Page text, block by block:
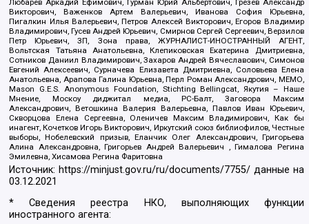
Викторович, Важенков Артем Валерьевич, Иванова София Юрьевна,
Пигалкин Илья Валерьевич, Петров Алексей Викторович, Егоров Владимир
Владимирович, Гусев Андрей Юрьевич, Смирнов Сергей Сергеевич, Верзилов
Петр Юрьевич, ЗП, Зона права, ЖУРНАЛИСТ-ИНОСТРАННЫЙ АГЕНТ,
Вольтская Татьяна Анатольевна, Клепиковская Екатерина Дмитриевна,
Сотников Даниил Владимирович, Захаров Андрей Вячеславович, Симонов
Евгений Алексеевич, Сурначева Елизавета Дмитриевна, Соловьева Елена
Анатольевна, Арапова Галина Юрьевна, Перл Роман Александрович, МЕМО,
Mason G.E.S. Anonymous Foundation, Stichting Bellingcat, Якутия – Наше
Мнение, Москоу диджитал медиа, РС-Балт, Заговора Максим
Александрович, Ветошкина Валерия Валерьевна, Павлов Иван Юрьевич,
Скворцова Елена Сергеевна, Оленичев Максим Владимирович, Как бы
инагент, Кочетков Игорь Викторович, Иркутский союз библиофилов, Честные
выборы, Нобелевский призыв, Еланчик Олег Александрович, Григорьева
Алина Александровна, Григорьев Андрей Валерьевич , Гималова Регина
Эмилевна, Хисамова Регина Фаритовна
Источник: https://minjust.gov.ru/ru/documents/7755/ данные на
03.12.2021
* Сведения реестра НКО, выполняющих функции
иностранного агента: